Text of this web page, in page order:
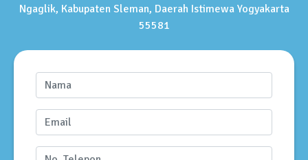
Ngaglik, Kabupaten Sleman, Daerah Istimewa Yogyakarta
55581